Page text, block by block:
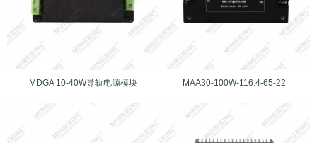
MDGA 10-40W导轨电源模块 MAA30-100W-116.4-65-22